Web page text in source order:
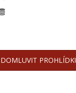
DOMLUVIT